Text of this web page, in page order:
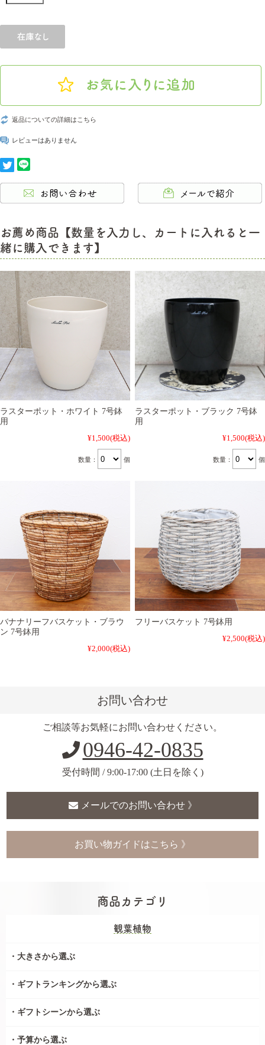
返品についての詳細はこちら
レビューはありません
お薦め商品【数量を入力し、カートに入れると一
緒に購入できます】
ラスターポット・ホワイト 7号鉢
用
¥1,500(税込)
数量： 個
ラスターポット・ブラック 7号鉢
用
¥1,500(税込)
数量： 個
バナナリーフバスケット・ブラウ
ン 7号鉢用
¥2,000(税込)
フリーバスケット 7号鉢用
¥2,500(税込)
お問い合わせ
ご相談等お気軽にお問い合わせください。
0946-42-0835
受付時間 / 9:00-17:00 (土日を除く)
メールでのお問い合わせ 》
お買い物ガイドはこちら 》
商品カテゴリ
観葉植物
大きさから選ぶ
ギフトランキングから選ぶ
ギフトシーンから選ぶ
予算から選ぶ